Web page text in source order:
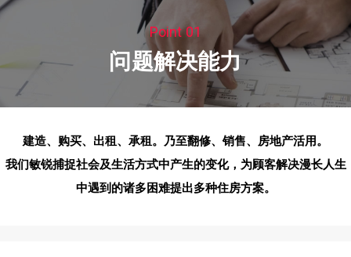
Point 01
问题解决能力
建造、购买、出租、承租。乃至翻修、销售、房地产活用。
我们敏锐捕捉社会及生活方式中产生的变化， 为顾客解决漫长人生
中遇到的诸多困难提出多种住房方案。